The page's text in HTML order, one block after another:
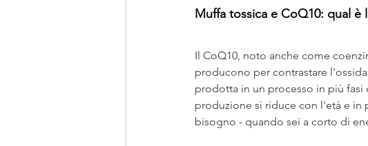
Muffa tossica e CoQ10: qual è
Il CoQ10, noto anche come
producono per contrastare
prodotta in un processo in più
produzione si riduce con l'età e in
bisogno - quando sei a corto di